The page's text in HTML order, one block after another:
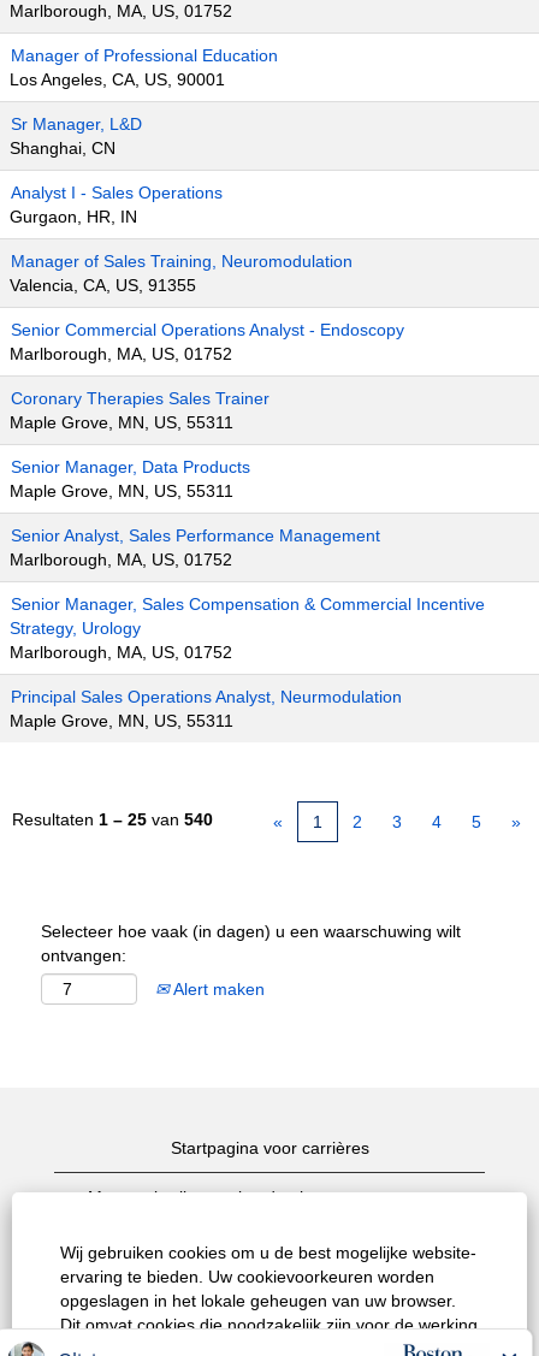
Wij gebruiken cookies om u de best mogelijke website-
ervaring te bieden. Uw cookievoorkeuren worden
opgeslagen in het lokale geheugen van uw browser.
Dit omvat cookies die noodzakelijk zijn voor de werking
van de website. Daarnaast kunt u op elk gewenst
Marlborough, MA, US, 01752
Manager of Professional Education
Los Angeles, CA, US, 90001
Sr Manager, L&D
Shanghai, CN
Analyst I - Sales Operations
Gurgaon, HR, IN
Manager of Sales Training, Neuromodulation
Valencia, CA, US, 91355
Senior Commercial Operations Analyst - Endoscopy
Marlborough, MA, US, 01752
Coronary Therapies Sales Trainer
Maple Grove, MN, US, 55311
Senior Manager, Data Products
Maple Grove, MN, US, 55311
Senior Analyst, Sales Performance Management
Marlborough, MA, US, 01752
Senior Manager, Sales Compensation & Commercial Incentive
Strategy, Urology
Marlborough, MA, US, 01752
Principal Sales Operations Analyst, Neurmodulation
Maple Grove, MN, US, 55311
Resultaten 1 – 25 van 540 « 1 2 3 4 5 »
Selecteer hoe vaak (in dagen) u een waarschuwing wilt
ontvangen:
Alert maken
Startpagina voor carrières
Meestgebruikte zoekopdrachten naar vacatures
Alle vacatures weergeven
Privacybeleid